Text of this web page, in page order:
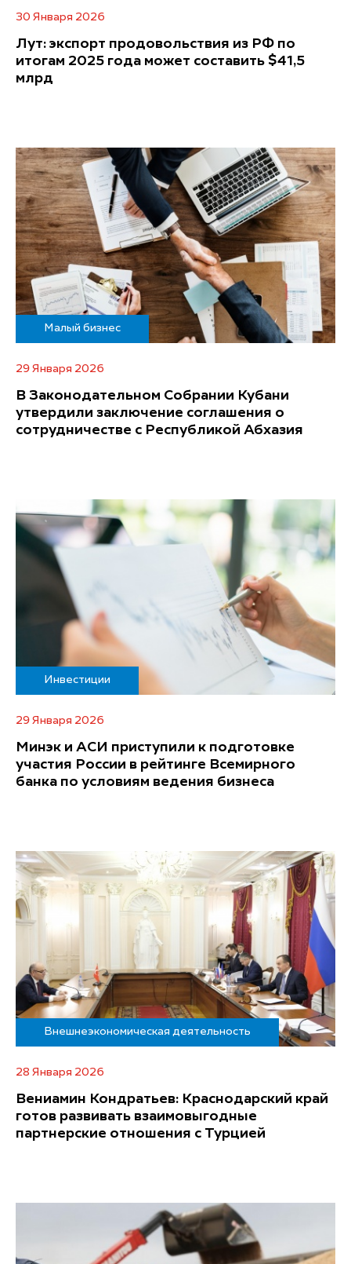
30 Января 2026
Лут: экспорт продовольствия из РФ по
итогам 2025 года может составить $41,5
млрд
Малый бизнес
29 Января 2026
В Законодательном Собрании Кубани
утвердили заключение соглашения о
сотрудничестве с Республикой Абхазия
Инвестиции
29 Января 2026
Минэк и АСИ приступили к подготовке
участия России в рейтинге Всемирного
банка по условиям ведения бизнеса
Внешнеэкономическая деятельность
28 Января 2026
Вениамин Кондратьев: Краснодарский край
готов развивать взаимовыгодные
партнерские отношения с Турцией